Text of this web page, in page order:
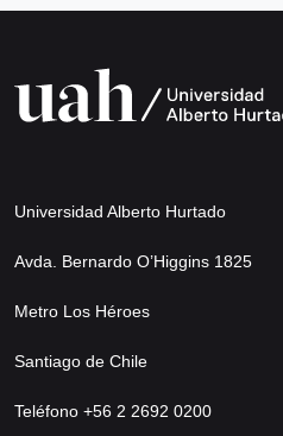
Universidad Alberto Hurtado
Avda. Bernardo O’Higgins 1825
Metro Los Héroes
Santiago de Chile
Teléfono +56 2 2692 0200